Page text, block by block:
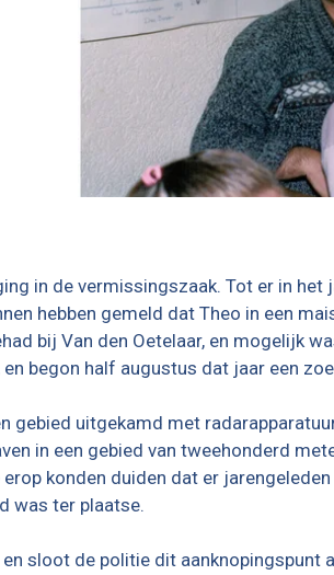
in de vermissingszaak. Tot er in
hebben gemeld dat Theo in een
bij Van den Oetelaar, en mogelijk
begon half augustus dat jaar een
gebied uitgekamd met
in een gebied van tweehonderd
konden duiden dat er
was ter plaatse.
sloot de politie dit